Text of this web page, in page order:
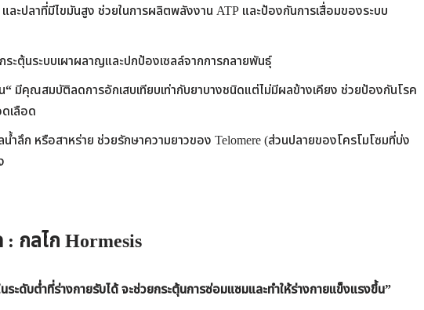
ละปลาที่มีไขมันสูง ช่วยในการผลิตพลังงาน ATP และป้องกันการเสื่อมของระบบ
ระตุ้นระบบเผาผลาญและปกป้องเซลล์จากการกลายพันธุ์
“ มีคุณสมบัติลดการอักเสบเทียบเท่ากับยาบางชนิดแต่ไม่มีผลข้างเคียง ช่วยป้องกันโรค
เลือด
น้ำลึก หรือสาหร่าย ช่วยรักษาความยาวของ Telomere (ส่วนปลายของโครโมโซมที่บ่ง
: กลไก Hormesis
ะดับต่ำที่ร่างกายรับได้ จะช่วยกระตุ้นการซ่อมแซมและทำให้ร่างกายแข็งแรงขึ้น”